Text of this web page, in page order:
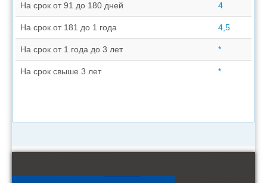
На срок от 91 до 180 дней 4
На срок от 181 до 1 года 4,5
На срок от 1 года до 3 лет *
На срок свыше 3 лет *